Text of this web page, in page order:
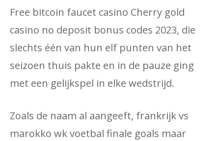
Free bitcoin faucet casino Cherry gold
casino no deposit bonus codes 2023, die
slechts één van hun elf punten van het
seizoen thuis pakte en in de pauze ging
met een gelijkspel in elke wedstrijd.
Zoals de naam al aangeeft, frankrijk vs
marokko wk voetbal finale goals maar